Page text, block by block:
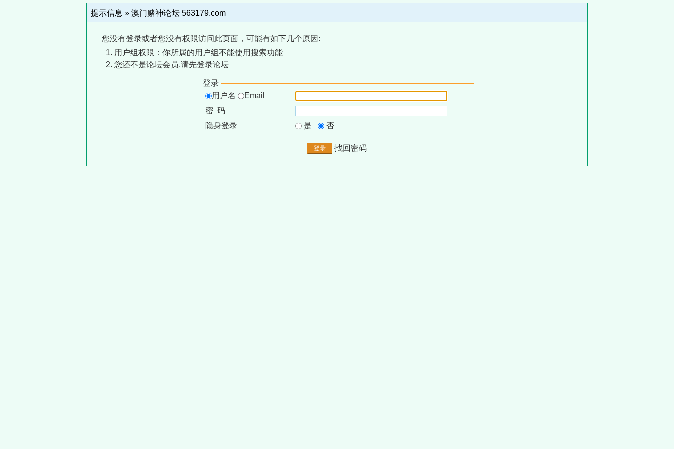
提示信息 » 澳门赌神论坛 563179.com
您没有登录或者您没有权限访问此页面，可能有如下几个原因:
用户组权限：你所属的用户组不能使用搜索功能
您还不是论坛会员,请先登录论坛
登录
用户名
Email
密 码
隐身登录
是 否
找回密码